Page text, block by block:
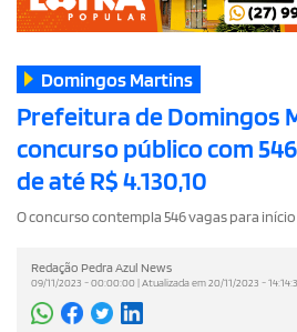
Domingos Martins
Prefeitura de Domingos
concurso público com
de até R$ 4.130,10
O concurso contempla 546 vagas para
Redação Pedra Azul News
09/11/2023 - 00:00:00 | Atualizada em 20/11/2023 -